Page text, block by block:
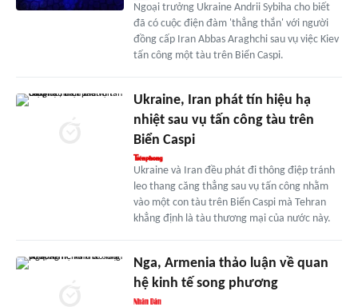
Ngoại trưởng Ukraine Andrii Sybiha cho biết
đã có cuộc điện đàm 'thẳng thắn' với người
đồng cấp Iran Abbas Araghchi sau vụ việc Kiev
tấn công một tàu trên Biển Caspi.
Ukraine, Iran phát tín hiệu hạ
nhiệt sau vụ tấn công tàu trên
Biển Caspi
Ukraine và Iran đều phát đi thông điệp tránh
leo thang căng thẳng sau vụ tấn công nhằm
vào một con tàu trên Biển Caspi mà Tehran
khẳng định là tàu thương mại của nước này.
Nga, Armenia thảo luận về quan
hệ kinh tế song phương